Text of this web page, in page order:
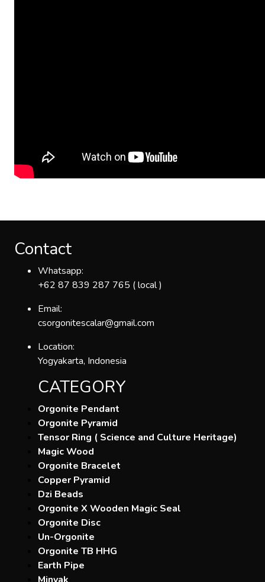
Contact
Whatsapp:
+62 87 839 287 765 ( local )
Email:
csorgonitescalar@gmail.com
Location:
Yogyakarta, Indonesia
CATEGORY
Orgonite Pendant
Orgonite Pyramid
Tensor Ring ( Science and Culture Heritage)
Magic Wood
Orgonite Bracelet
Copper Pyramid
Dzi Beads
Orgonite X Wooden Magic Seal
Orgonite Disc
Un-Orgonite
Orgonite TB HHG
Earth Pipe